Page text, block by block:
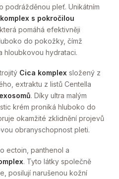
podrážděnou pleť. Unikátním
s pokročilou
, která pomáhá efektivněji
do pokožky, čímž
hloubkovou hydrataci.
Cica komplex složený z
extraktu z listů Centella
. Díky ultra malým
krém proniká hluboko do
okamžité zklidnění projevů
obranyschopnost pleti.
ectoin, panthenol a
. Tyto látky společně
posilují narušenou kožní